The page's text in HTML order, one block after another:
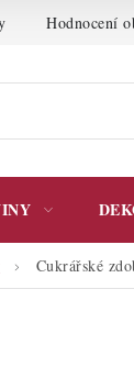
Hodnocení
Cukrářské